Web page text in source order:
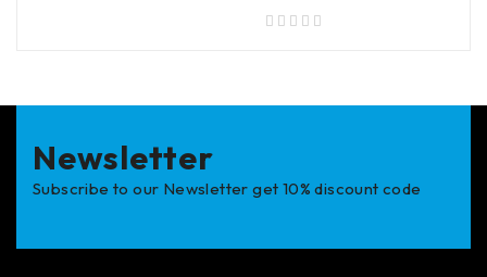
Newsletter
Subscribe to our Newsletter get 10% discount code